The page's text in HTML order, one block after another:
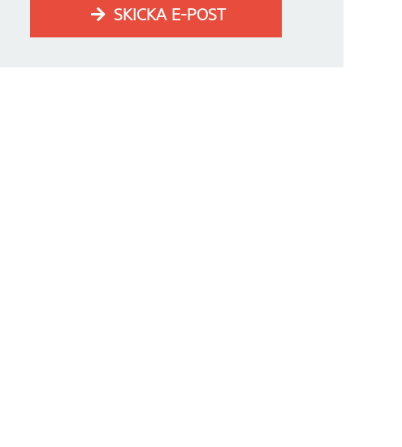
SKICKA E-POST